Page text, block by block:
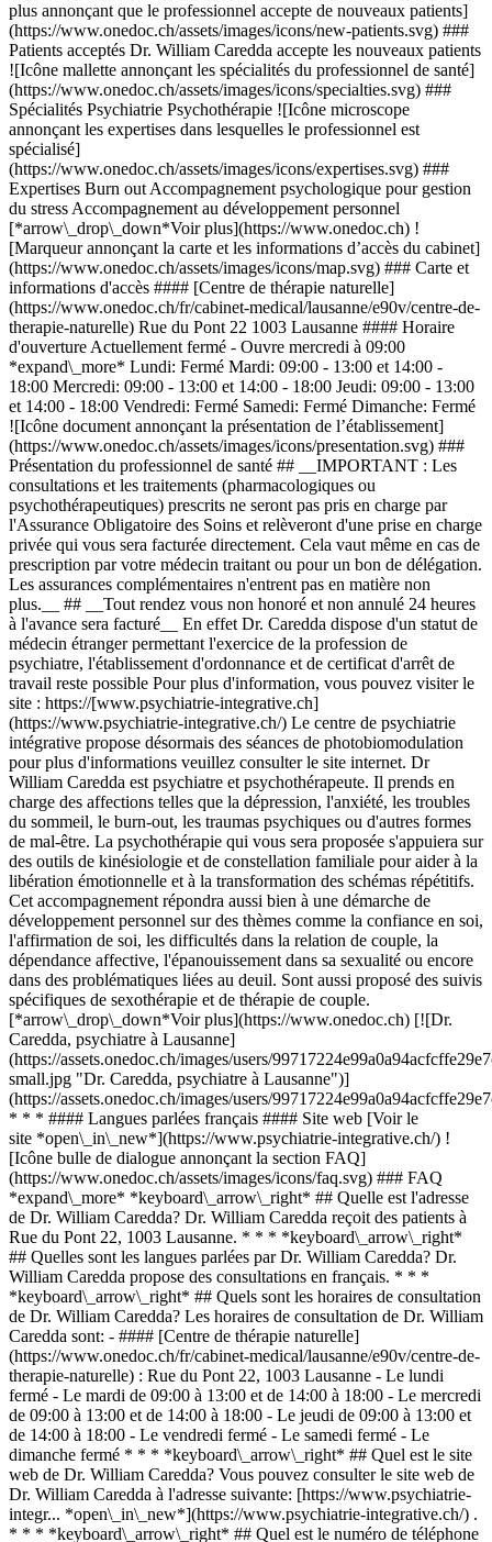
plus annonçant que le professionnel accepte de nouveaux patients]
(https://www.onedoc.ch/assets/images/icons/new-patients.svg) ###
Patients acceptés Dr. William Caredda accepte les nouveaux patients
![Icône mallette annonçant les spécialités du professionnel de santé]
(https://www.onedoc.ch/assets/images/icons/specialties.svg) ###
Spécialités Psychiatrie Psychothérapie ![Icône microscope
annonçant les expertises dans lesquelles le professionnel est
spécialisé]
(https://www.onedoc.ch/assets/images/icons/expertises.svg) ###
Expertises Burn out Accompagnement psychologique pour gestion
du stress Accompagnement au développement personnel
[*arrow\_drop\_down*Voir plus](https://www.onedoc.ch) !
[Marqueur annonçant la carte et les informations d’accès du cabinet]
(https://www.onedoc.ch/assets/images/icons/map.svg) ### Carte et
informations d'accès #### [Centre de thérapie naturelle]
(https://www.onedoc.ch/fr/cabinet-medical/lausanne/e90v/centre-de-
therapie-naturelle) Rue du Pont 22 1003 Lausanne #### Horaire
d'ouverture Actuellement fermé - Ouvre mercredi à 09:00
*expand\_more* Lundi: Fermé Mardi: 09:00 - 13:00 et 14:00 -
18:00 Mercredi: 09:00 - 13:00 et 14:00 - 18:00 Jeudi: 09:00 - 13:00
et 14:00 - 18:00 Vendredi: Fermé Samedi: Fermé Dimanche: Fermé
![Icône document annonçant la présentation de l’établissement]
(https://www.onedoc.ch/assets/images/icons/presentation.svg) ###
Présentation du professionnel de santé ## __IMPORTANT : Les
consultations et les traitements (pharmacologiques ou
psychothérapeutiques) prescrits ne seront pas pris en charge par
l'Assurance Obligatoire des Soins et relèveront d'une prise en charge
privée qui vous sera facturée directement. Cela vaut même en cas de
prescription par votre médecin traitant ou pour un bon de délégation.
Les assurances complémentaires n'entrent pas en matière non
plus.__ ## __Tout rendez vous non honoré et non annulé 24 heures
à l'avance sera facturé__ En effet Dr. Caredda dispose d'un statut de
médecin étranger permettant l'exercice de la profession de
psychiatre, l'établissement d'ordonnance et de certificat d'arrêt de
travail reste possible Pour plus d'information, vous pouvez visiter le
site : https://[www.psychiatrie-integrative.ch]
(https://www.psychiatrie-integrative.ch/) Le centre de psychiatrie
intégrative propose désormais des séances de photobiomodulation
pour plus d'informations veuillez consulter le site internet. Dr
William Caredda est psychiatre et psychothérapeute. Il prends en
charge des affections telles que la dépression, l'anxiété, les troubles
du sommeil, le burn-out, les traumas psychiques ou d'autres formes
de mal-être. La psychothérapie qui vous sera proposée s'appuiera sur
des outils de kinésiologie et de constellation familiale pour aider à la
libération émotionnelle et à la transformation des schémas répétitifs.
Cet accompagnement répondra aussi bien à une démarche de
développement personnel sur des thèmes comme la confiance en soi,
l'affirmation de soi, les difficultés dans la relation de couple, la
dépendance affective, l'épanouissement dans sa sexualité ou encore
dans des problématiques liées au deuil. Sont aussi proposé des suivis
spécifiques de sexothérapie et de thérapie de couple.
[*arrow\_drop\_down*Voir plus](https://www.onedoc.ch) [![Dr.
Caredda, psychiatre à Lausanne]
(https://assets.onedoc.ch/images/users/
small.jpg "Dr. Caredda, psychiatre à Lausanne")]
(https://assets.onedoc.ch/images/users/
* * * #### Langues parlées français #### Site web [Voir le
site *open\_in\_new*](https://www.psychiatrie-integrative.ch/) !
[Icône bulle de dialogue annonçant la section FAQ]
(https://www.onedoc.ch/assets/images/icons/faq.svg) ### FAQ
*expand\_more* *keyboard\_arrow\_right* ## Quelle est l'adresse
de Dr. William Caredda? Dr. William Caredda reçoit des patients à
Rue du Pont 22, 1003 Lausanne. * * * *keyboard\_arrow\_right*
## Quelles sont les langues parlées par Dr. William Caredda? Dr.
William Caredda propose des consultations en français. * * *
*keyboard\_arrow\_right* ## Quels sont les horaires de consultation
de Dr. William Caredda? Les horaires de consultation de Dr. William
Caredda sont: - #### [Centre de thérapie naturelle]
(https://www.onedoc.ch/fr/cabinet-medical/lausanne/e90v/centre-de-
therapie-naturelle) : Rue du Pont 22, 1003 Lausanne - Le lundi
fermé - Le mardi de 09:00 à 13:00 et de 14:00 à 18:00 - Le mercredi
de 09:00 à 13:00 et de 14:00 à 18:00 - Le jeudi de 09:00 à 13:00 et
de 14:00 à 18:00 - Le vendredi fermé - Le samedi fermé - Le
dimanche fermé * * * *keyboard\_arrow\_right* ## Quel est le site
web de Dr. William Caredda? Vous pouvez consulter le site web de
Dr. William Caredda à l'adresse suivante: [https://www.psychiatrie-
integr... *open\_in\_new*](https://www.psychiatrie-integrative.ch/) .
* * * *keyboard\_arrow\_right* ## Quel est le numéro de téléphone